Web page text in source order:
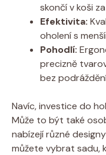
skončí v koši
Efektivita:
oholení s
Pohodlí:
precizně
bez
Navíc, investice do
Může to být také
nabízejí různé
můžete vybrat sadu,